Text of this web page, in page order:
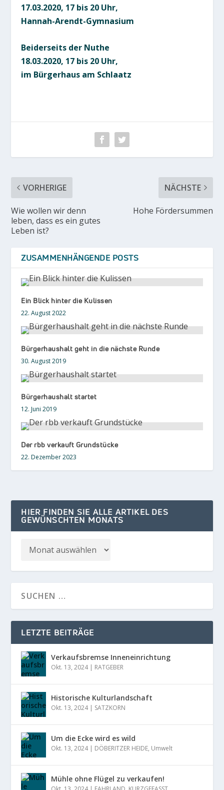
17.03.2020, 17 bis 20 Uhr,
Hannah-Arendt-Gymnasium
Beiderseits der Nuthe
18.03.2020, 17 bis 20 Uhr,
im Bürgerhaus am Schlaatz
VORHERIGE
Wie wollen wir denn
leben, dass es ein gutes
Leben ist?
NÄCHSTE
Hohe Fördersummen
ZUSAMMENHÄNGENDE POSTS
Ein Blick hinter die Kulissen
22. August 2022
Bürgerhaushalt geht in die nächste Runde
30. August 2019
Bürgerhaushalt startet
12. Juni 2019
Der rbb verkauft Grundstücke
22. Dezember 2023
HIER FINDEN SIE ALLE ARTIKEL DES
GEWÜNSCHTEN MONATS
LETZTE BEITRÄGE
Verkaufsbremse Inneneinrichtung
Okt. 13, 2024| RATGEBER
Historische Kulturlandschaft
Okt. 13, 2024| SATZKORN
Um die Ecke wird es wild
Okt. 13, 2024| DÖBERITZER HEIDE, Umwelt
Mühle ohne Flügel zu verkaufen!